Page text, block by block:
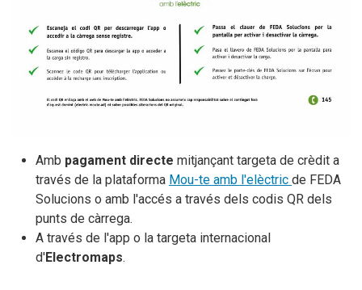
Amb pagament directe mitjançant targeta de crèdit a
través de la plataforma Mou-te amb l'elèctric de FEDA
Solucions o amb l'accés a través dels codis QR dels
punts de càrrega.
A través de l'app o la targeta internacional
d'Electromaps.